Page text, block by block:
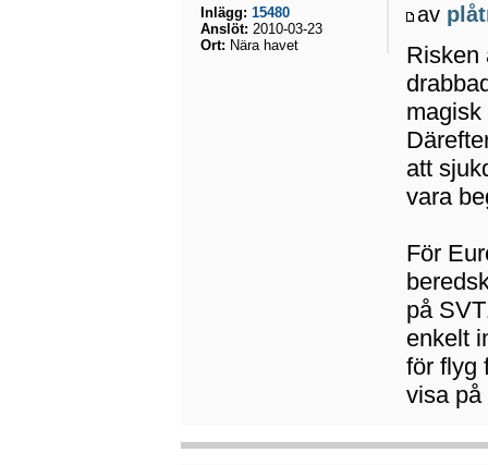
av
Risken
att
vara
För
på
enkelt
för flyg
visa på
Inlägg: 15480
Anslöt: 2010-03-23
Ort: Nära havet